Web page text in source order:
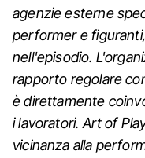
agenzie esterne
performer e
nell'episodio.
rapporto regolare
è direttamente
i lavoratori. Art of
vicinanza alla